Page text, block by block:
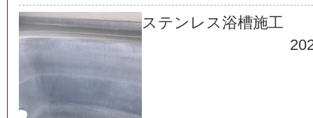
ステンレス浴槽施工